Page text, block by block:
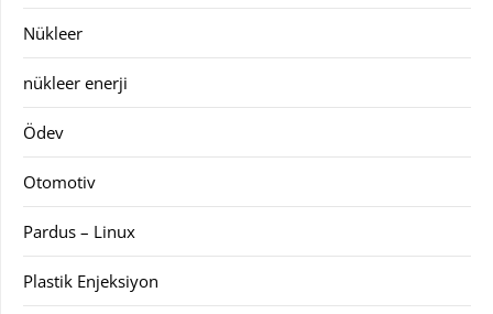
Nükleer
nükleer enerji
Ödev
Otomotiv
Pardus – Linux
Plastik Enjeksiyon